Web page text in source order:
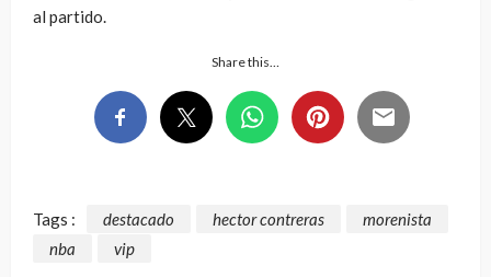
al partido.
Share this…
Tags : destacado hector contreras
morenista
nba
vip